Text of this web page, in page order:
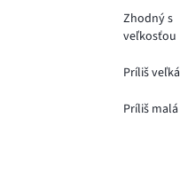
Zhodný s
veľkosťou
Príliš veľká
Príliš malá